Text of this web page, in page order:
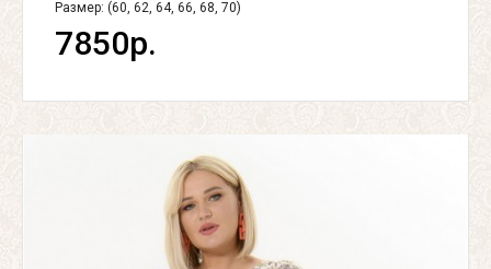
Размер: (60, 62, 64, 66, 68, 70)
7850р.